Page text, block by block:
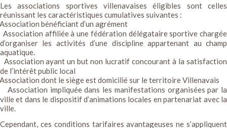
Les associations sportives villenavaises éligibles sont celles
réunissant les caractéristiques cumulatives suivantes :
Association bénéficiant d’un agrément
Association affiliée à une fédération délégataire sportive chargée
d’organiser les activités d’une discipline appartenant au champ
aquatique.
Association ayant un but non lucratif concourant à la satisfaction
de l’intérêt public local
Association dont le siège est domicilié sur le territoire Villenavais
Association impliquée dans les manifestations organisées par la
ville et dans le dispositif d’animations locales en partenariat avec la
ville.
Cependant, ces conditions tarifaires avantageuses ne s’appliquent